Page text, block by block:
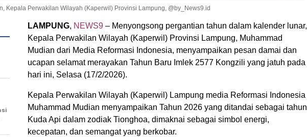
Kepala Perwakilan Wilayah (Kaperwil) Provinsi Lampung, @by_News9.id
LAMPUNG, NEWS9 – Menyongsong pergantian tahun dalam kalender lunar,
Kepala Perwakilan Wilayah (Kaperwil) Provinsi Lampung, Muhammad
Mudian dari Media Reformasi Indonesia, menyampaikan pesan damai dan
ucapan selamat merayakan Tahun Baru Imlek 2577 Kongzili yang jatuh pada
hari ini, Selasa (17/2/2026).
Kepala Perwakilan Wilayah (Kaperwil) Lampung media Reformasi Indonesia
Muhammad Mudian menyampaikan Tahun 2026 yang ditandai sebagai tahun
Kuda Api dalam zodiak Tionghoa, dimaknai sebagai simbol energi,
kecepatan, dan semangat yang berkobar.